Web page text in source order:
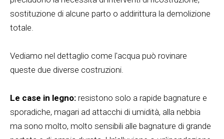
sostituzione di alcune parto o addirittura la demolizione
totale.
Vediamo nel dettaglio come l'acqua può rovinare
queste due diverse costruzioni.
Le case in legno: resistono solo a rapide bagnature e
sporadiche, magari ad attacchi di umidità, alla nebbia
ma sono molto, molto sensibili alle bagnature di grande